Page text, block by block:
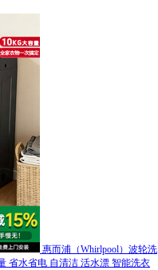
惠而浦（Whirlpool）波轮洗
省水省电 自清洁 活水漂 智能洗衣